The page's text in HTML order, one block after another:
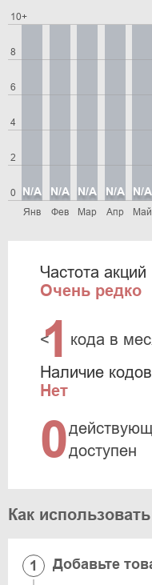
0
2
4
6
8
10+
Янв
N/A
Фев
N/A
Мар
N/A
Апр
N/A
Май
N/A
Частота акций
Очень редко
<
1 кода в
Наличие кодов
Нет
0доступен
Как
Добавьте